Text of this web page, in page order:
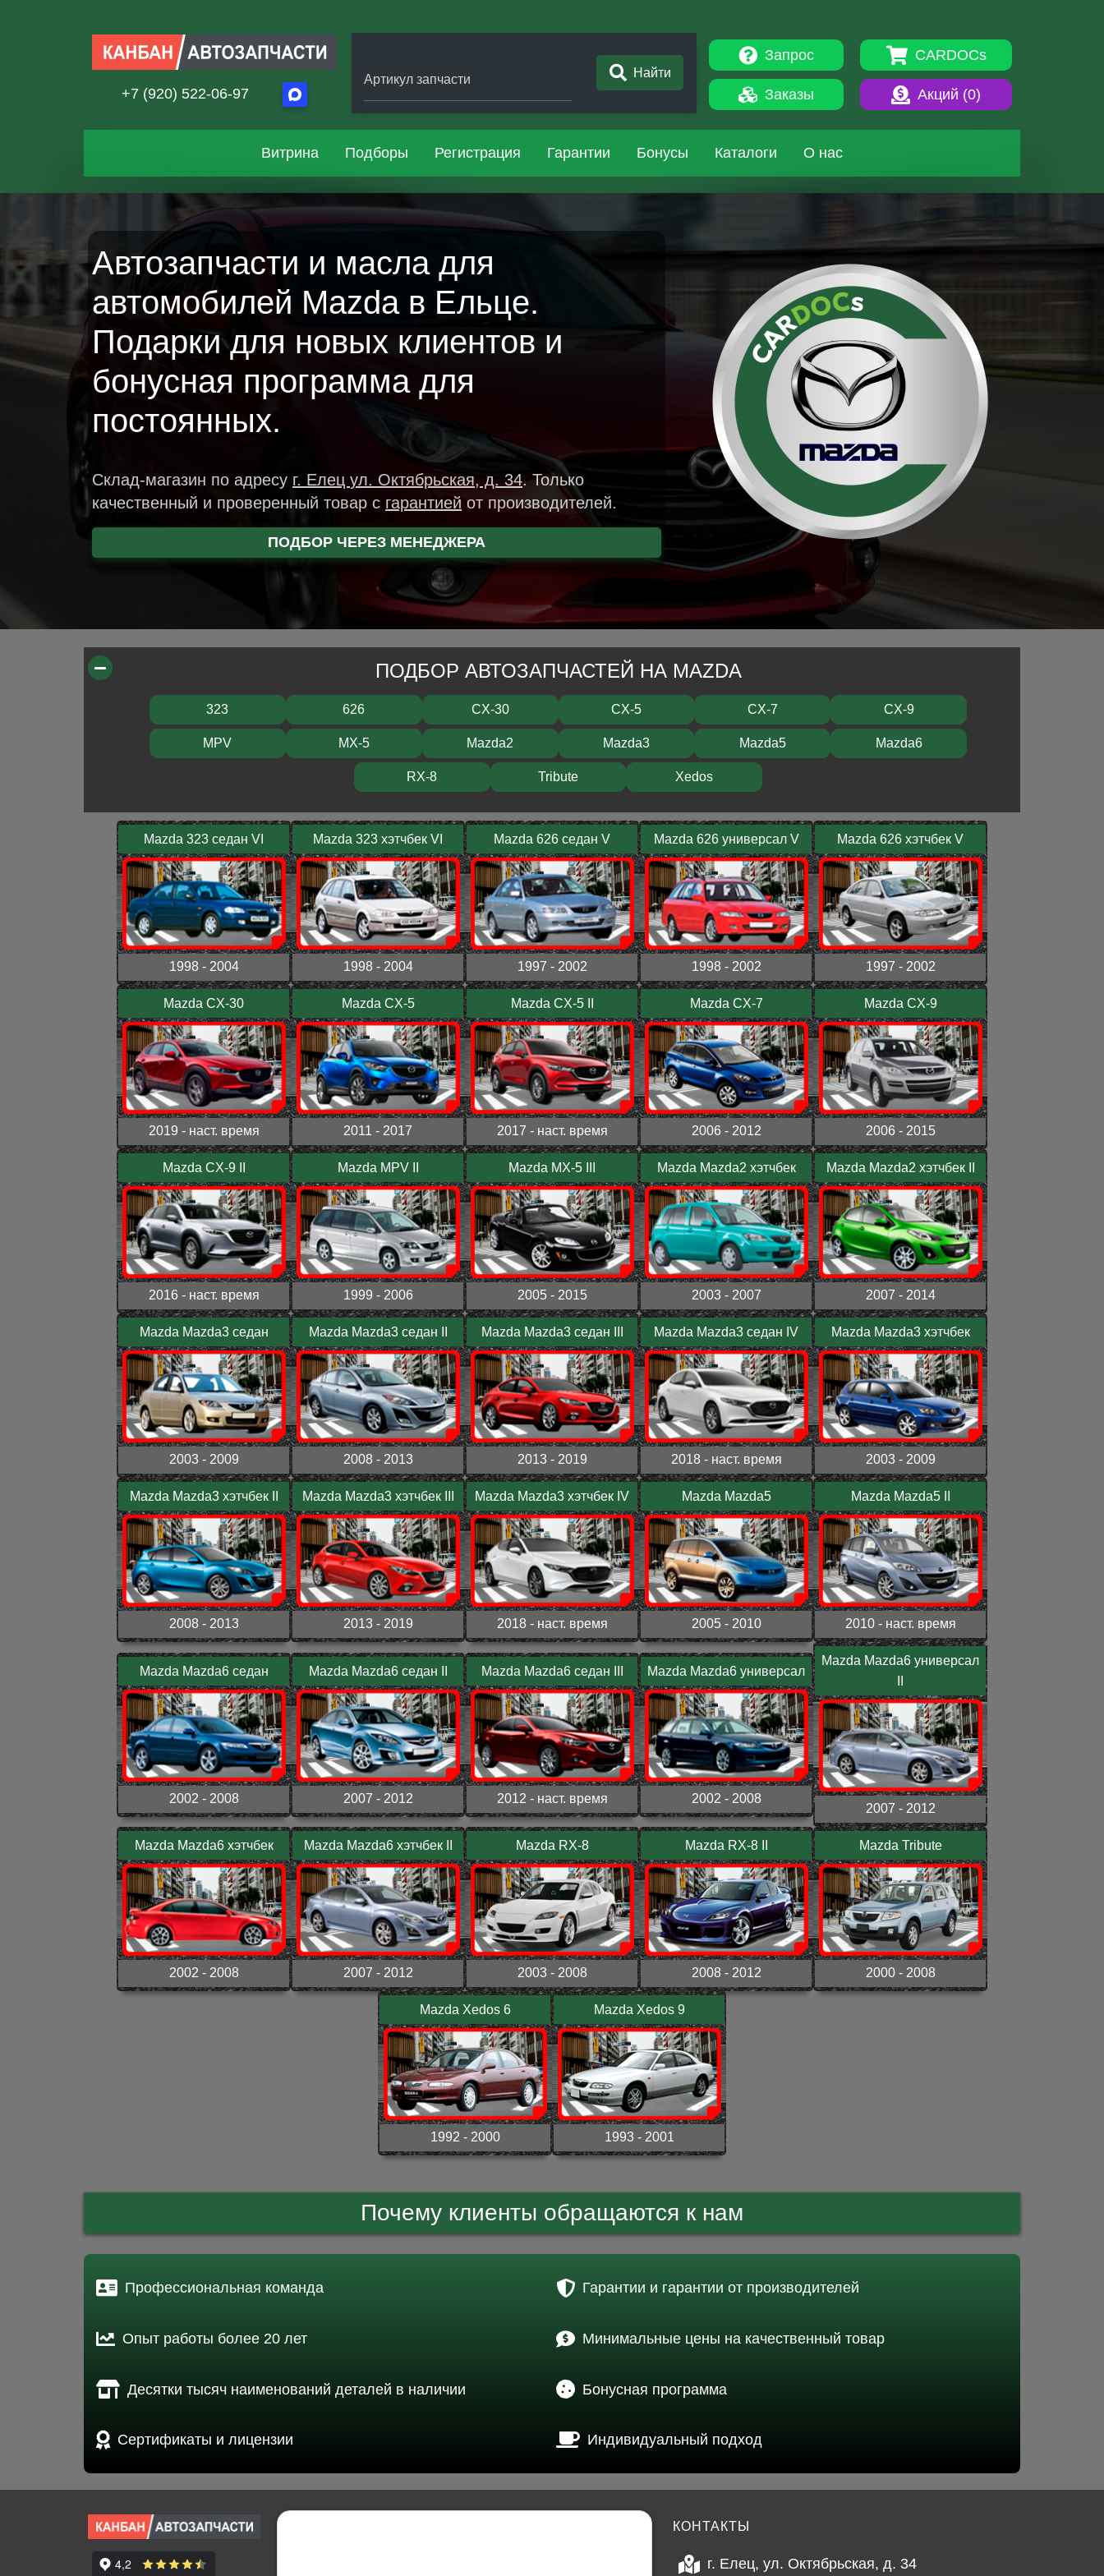
+7 (920) 522-06-97
Артикул запчасти Найти
Запрос
Заказы
CARDOCs
Акций (0)
Витрина Подборы Регистрация Гарантии Бонусы Каталоги О нас
Автозапчасти и масла для
автомобилей Mazda в Ельце.
Подарки для новых клиентов и
бонусная программа для
постоянных.
Склад-магазин по адресу г. Елец ул. Октябрьская, д. 34.Только
качественный и проверенный товар с гарантией от производителей.
ПОДБОР ЧЕРЕЗ МЕНЕДЖЕРА
ПОДБОР АВТОЗАПЧАСТЕЙ НА MAZDA
323 626 CX-30 CX-5 CX-7 CX-9
MPV MX-5 Mazda2 Mazda3 Mazda5 Mazda6
RX-8 Tribute Xedos
Mazda 323 седан VI
1998 - 2004
Mazda 323 хэтчбек VI
1998 - 2004
Mazda 626 седан V
1997 - 2002
Mazda 626 универсал V
1998 - 2002
Mazda 626 хэтчбек V
1997 - 2002
Mazda CX-30
2019 - наст. время
Mazda CX-5
2011 - 2017
Mazda CX-5 II
2017 - наст. время
Mazda CX-7
2006 - 2012
Mazda CX-9
2006 - 2015
Mazda CX-9 II
2016 - наст. время
Mazda MPV II
1999 - 2006
Mazda MX-5 III
2005 - 2015
Mazda Mazda2 хэтчбек
2003 - 2007
Mazda Mazda2 хэтчбек II
2007 - 2014
Mazda Mazda3 седан
2003 - 2009
Mazda Mazda3 седан II
2008 - 2013
Mazda Mazda3 седан III
2013 - 2019
Mazda Mazda3 седан IV
2018 - наст. время
Mazda Mazda3 хэтчбек
2003 - 2009
Mazda Mazda3 хэтчбек II
2008 - 2013
Mazda Mazda3 хэтчбек III
2013 - 2019
Mazda Mazda3 хэтчбек IV
2018 - наст. время
Mazda Mazda5
2005 - 2010
Mazda Mazda5 II
2010 - наст. время
Mazda Mazda6 седан
2002 - 2008
Mazda Mazda6 седан II
2007 - 2012
Mazda Mazda6 седан III
2012 - наст. время
Mazda Mazda6 универсал
2002 - 2008
Mazda Mazda6 универсал
2007 - 2012
Mazda Mazda6 хэтчбек
2002 - 2008
Mazda Mazda6 хэтчбек II
2007 - 2012
Mazda RX-8
2003 - 2008
Mazda RX-8 II
2008 - 2012
Mazda Tribute
2000 - 2008
Mazda Xedos 6
1992 - 2000
Mazda Xedos 9
1993 - 2001
Почему клиенты обращаются к нам
Профессиональная команда
Опыт работы более 20 лет
Десятки тысяч наименований деталей в наличии
Сертификаты и лицензии
Гарантии и гарантии от производителей
Минимальные цены на качественный товар
Бонусная программа
Индивидуальный подход
КОНТАКТЫ
г. Елец, ул. Октябрьская, д. 34